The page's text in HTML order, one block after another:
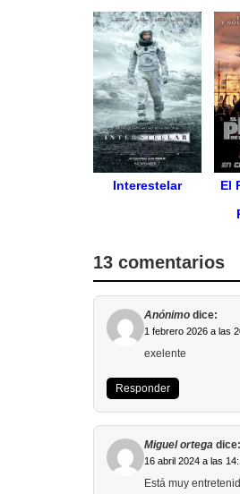
Interestelar
El
13 comentarios
Anónimo dice:
1 febrero 2026 a las
exelente
Responder
Miguel ortega dice:
16 abril 2024 a las
Está muy